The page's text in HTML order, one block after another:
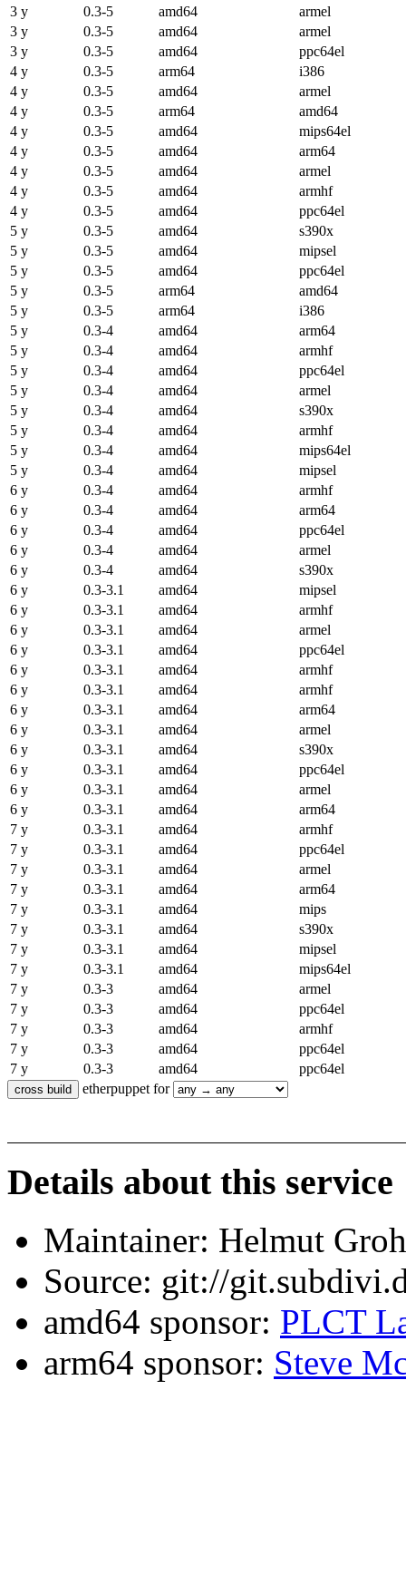
3 y
0.3-5 amd64
armel
3 y
0.3-5 amd64
armel
3 y
0.3-5 amd64
ppc64el
4 y
0.3-5 arm64
i386
4 y
0.3-5 amd64
armel
4 y
0.3-5 arm64
amd64
4 y
0.3-5 amd64
mips64el
4 y
0.3-5 amd64
arm64
4 y
0.3-5 amd64
armel
4 y
0.3-5 amd64
armhf
4 y
0.3-5 amd64
ppc64el
5 y
0.3-5 amd64
s390x
5 y
0.3-5 amd64
mipsel
5 y
0.3-5 amd64
ppc64el
5 y
0.3-5 arm64
amd64
5 y
0.3-5 arm64
i386
5 y
0.3-4 amd64
arm64
5 y
0.3-4 amd64
armhf
5 y
0.3-4 amd64
ppc64el
5 y
0.3-4 amd64
armel
5 y
0.3-4 amd64
s390x
5 y
0.3-4 amd64
armhf
5 y
0.3-4 amd64
mips64el
5 y
0.3-4 amd64
mipsel
6 y
0.3-4 amd64
armhf
6 y
0.3-4 amd64
arm64
6 y
0.3-4 amd64
ppc64el
6 y
0.3-4 amd64
armel
6 y
0.3-4 amd64
s390x
6 y
0.3-3.1 amd64
mipsel
6 y
0.3-3.1 amd64
armhf
6 y
0.3-3.1 amd64
armel
6 y
0.3-3.1 amd64
ppc64el
6 y
0.3-3.1 amd64
armhf
6 y
0.3-3.1 amd64
armhf
6 y
0.3-3.1 amd64
arm64
6 y
0.3-3.1 amd64
armel
6 y
0.3-3.1 amd64
s390x
6 y
0.3-3.1 amd64
ppc64el
6 y
0.3-3.1 amd64
armel
6 y
0.3-3.1 amd64
arm64
7 y
0.3-3.1 amd64
armhf
7 y
0.3-3.1 amd64
ppc64el
7 y
0.3-3.1 amd64
armel
7 y
0.3-3.1 amd64
arm64
7 y
0.3-3.1 amd64
mips
7 y
0.3-3.1 amd64
s390x
7 y
0.3-3.1 amd64
mipsel
7 y
0.3-3.1 amd64
mips64el
7 y
0.3-3 amd64
armel
7 y
0.3-3 amd64
ppc64el
7 y
0.3-3 amd64
armhf
7 y
0.3-3 amd64
ppc64el
7 y
0.3-3 amd64
ppc64el
etherpuppet for
Details about this service
Maintainer: Helmut
Source: git://
amd64 sponsor: PLCT
arm64 sponsor: Steve